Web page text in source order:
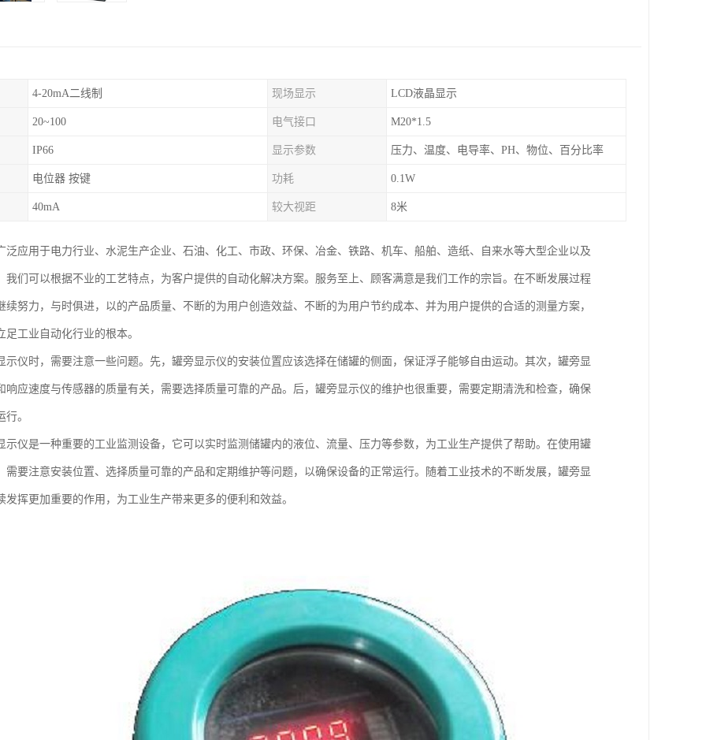
4-20mA二线制 现场显示 LCD液晶显示
20~100 电气接口 M20*1.5
IP66 显示参数 压力、温度、电导率、PH、物位、百分比率
电位器 按键 功耗 0.1W
40mA 较大视距 8米
泛应用于电力行业、水泥生产企业、石油、化工、市政、环保、冶金、铁路、机车、船舶、造纸、自来水等大型企业以及
我们可以根据不业的工艺特点，为客户提供的自动化解决方案。服务至上、顾客满意是我们工作的宗旨。在不断发展过程
续努力，与时俱进，以的产品质量、不断的为用户创造效益、不断的为用户节约成本、并为用户提供的合适的测量方案，
足工业自动化行业的根本。
示仪时，需要注意一些问题。先，罐旁显示仪的安装位置应该选择在储罐的侧面，保证浮子能够自由运动。其次，罐旁显
响应速度与传感器的质量有关，需要选择质量可靠的产品。后，罐旁显示仪的维护也很重要，需要定期清洗和检查，确保
。
示仪是一种重要的工业监测设备，它可以实时监测储罐内的液位、流量、压力等参数，为工业生产提供了帮助。在使用罐
需要注意安装位置、选择质量可靠的产品和定期维护等问题，以确保设备的正常运行。随着工业技术的不断发展，罐旁显
发挥更加重要的作用，为工业生产带来更多的便利和效益。